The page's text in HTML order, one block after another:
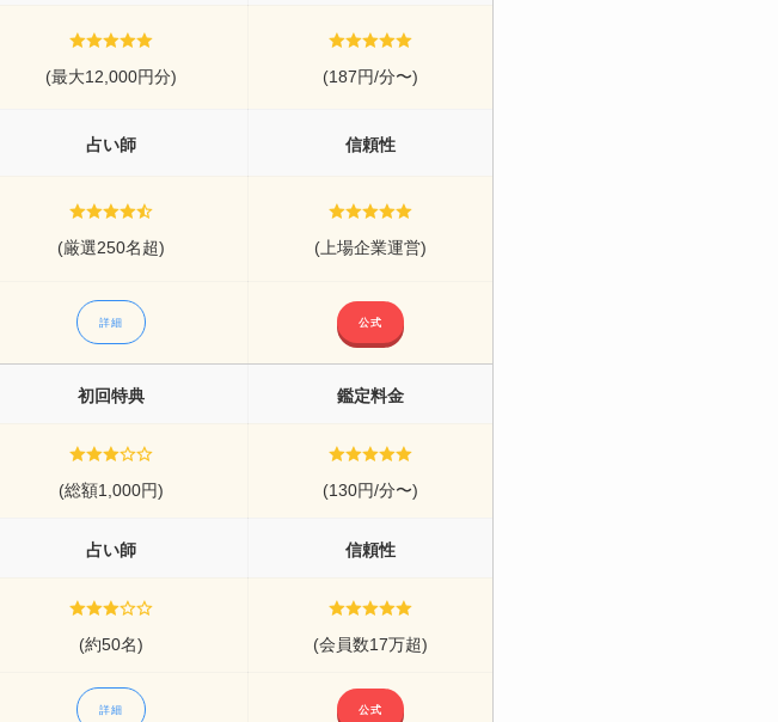
(最大12,000円分) (187円/分〜)
占い師 信頼性
(厳選250名超) (上場企業運営)
詳細 公式
初回特典 鑑定料金
(総額1,000円) (130円/分〜)
占い師 信頼性
(約50名) (会員数17万超)
詳細 公式